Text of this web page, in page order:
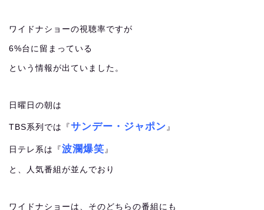
ワイドナショーの視聴率ですが
6%台に留まっている
という情報が出ていました。
日曜日の朝は
TBS系列では『サンデー・ジャポン 』
日テレ系は『波瀾爆笑 』
と、人気番組が並んでおり
ワイドナショーは、そのどちらの番組にも